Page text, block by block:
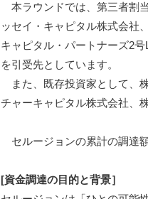
本ラウンドでは、第三者割
ッセイ・キャピタル株式会社
キャピタル・パートナーズ2
を引受先としています。
また、既存投資家として、
チャーキャピタル株式会社、
セルージョンの累計の調達
[資金調達の目的と背景］